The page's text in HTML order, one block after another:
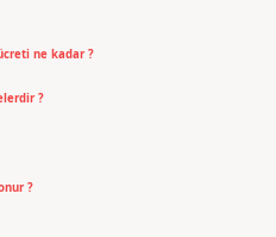
ne kadar ?
?
?